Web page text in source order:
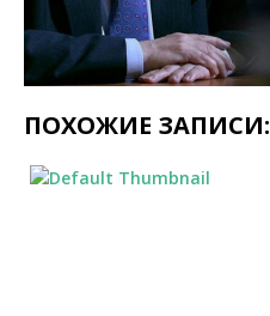
ПОХОЖИЕ ЗАПИСИ: